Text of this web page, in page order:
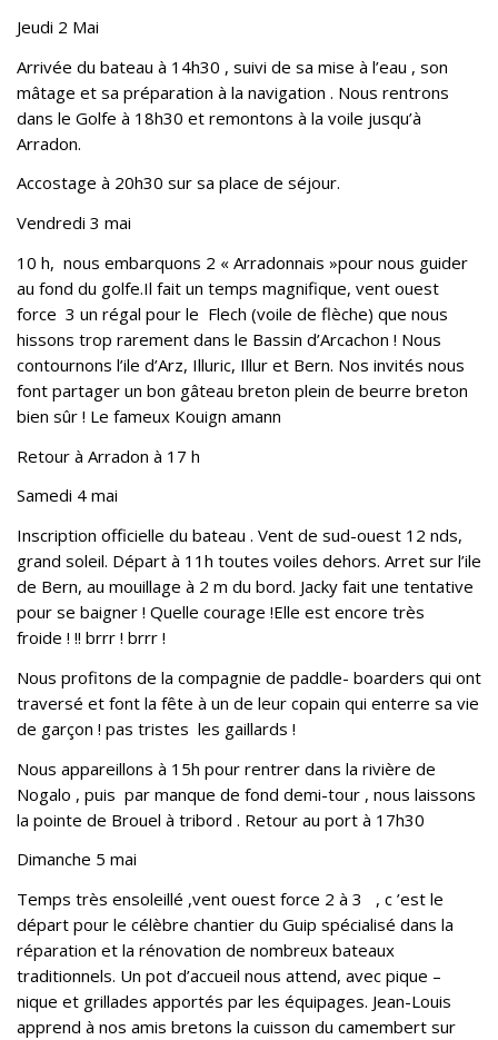
Jeudi 2 Mai
Arrivée du bateau à 14h30 , suivi de sa mise à l’eau , son
mâtage et sa préparation à la navigation . Nous rentrons
dans le Golfe à 18h30 et remontons à la voile jusqu’à
Arradon.
Accostage à 20h30 sur sa place de séjour.
Vendredi 3 mai
10 h, nous embarquons 2 « Arradonnais »pour nous guider
au fond du golfe.Il fait un temps magnifique, vent ouest
force 3 un régal pour le Flech (voile de flèche) que nous
hissons trop rarement dans le Bassin d’Arcachon ! Nous
contournons l’ile d’Arz, Illuric, Illur et Bern. Nos invités nous
font partager un bon gâteau breton plein de beurre breton
bien sûr ! Le fameux Kouign amann
Retour à Arradon à 17 h
Samedi 4 mai
Inscription officielle du bateau . Vent de sud-ouest 12 nds,
grand soleil. Départ à 11h toutes voiles dehors. Arret sur l’ile
de Bern, au mouillage à 2 m du bord. Jacky fait une tentative
pour se baigner ! Quelle courage !Elle est encore très
froide ! !! brrr ! brrr !
Nous profitons de la compagnie de paddle- boarders qui ont
traversé et font la fête à un de leur copain qui enterre sa vie
de garçon ! pas tristes les gaillards !
Nous appareillons à 15h pour rentrer dans la rivière de
Nogalo , puis par manque de fond demi-tour , nous laissons
la pointe de Brouel à tribord . Retour au port à 17h30
Dimanche 5 mai
Temps très ensoleillé ,vent ouest force 2 à 3 , c ’est le
départ pour le célèbre chantier du Guip spécialisé dans la
réparation et la rénovation de nombreux bateaux
traditionnels. Un pot d’accueil nous attend, avec pique –
nique et grillades apportés par les équipages. Jean-Louis
apprend à nos amis bretons la cuisson du camembert sur